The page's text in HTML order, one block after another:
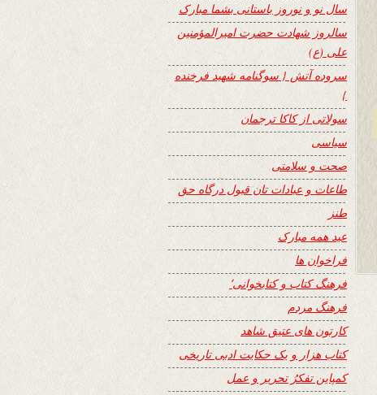
سال نو و نوروز باستانی بشما مبارک
سالروز شهادت حضرت امیرالمؤمنین
علی (ع)
سروده آتش { سوگنامه شهید فرخنده
}
سولاتی از کاکا ترجمان
سیاسی
صحت و سلامتی
طاعات و عبادات تان قبول درگاه حق
طنز
عید همه مبارک
فراخوان ها
فرهنگ کتاب و کتابخوانی٬
فرهنگ مردم
کارتون های عتیق شاهد
کتاب هزار و یک حکایت ادبی تاریخی
کمپاین تفکرُ تحریر و عمل